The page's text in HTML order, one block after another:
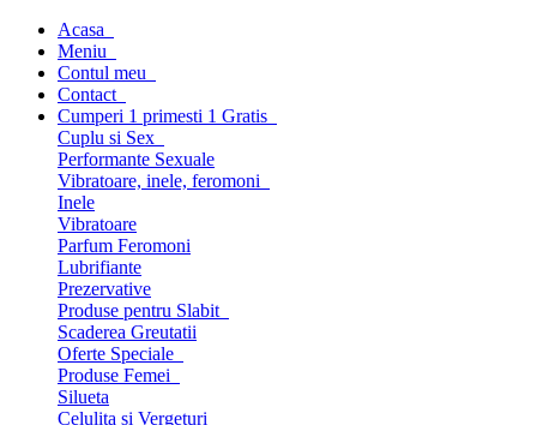
Acasa
Meniu
Contul meu
Contact
Cumperi 1 primesti 1 Gratis
Cuplu si Sex
Performante Sexuale
Vibratoare, inele, feromoni
Inele
Vibratoare
Parfum Feromoni
Lubrifiante
Prezervative
Produse pentru Slabit
Scaderea Greutatii
Oferte Speciale
Produse Femei
Silueta
Celulita si Vergeturi